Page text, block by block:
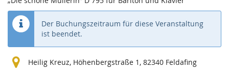
Der Buchungszeitraum für diese Veranstaltung
ist beendet.
Heilig Kreuz, Höhenbergstraße 1, 82340 Feldafing